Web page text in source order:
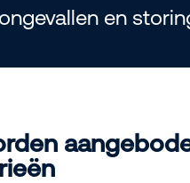
en